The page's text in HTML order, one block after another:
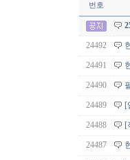
번호
24492
24491
24490
24489 [
24488 [
24487